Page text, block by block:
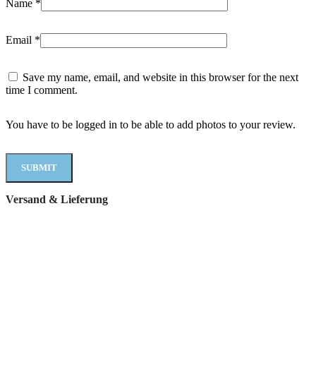
Name *
Email *
Save my name, email, and website in this browser for the next
time I comment.
You have to be logged in to be able to add photos to your review.
Versand & Lieferung